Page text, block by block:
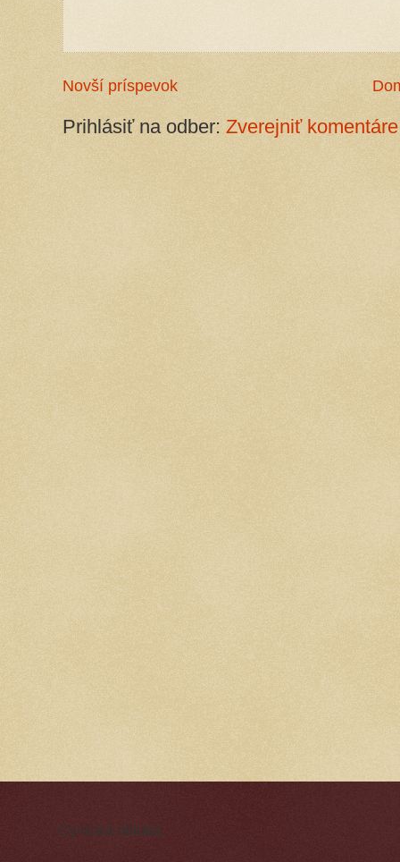
Novší príspevok
Prihlásiť na odber: Zverejniť
Cynická obluda